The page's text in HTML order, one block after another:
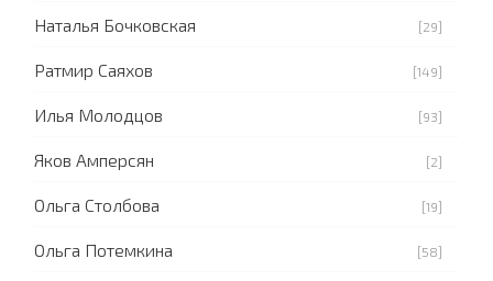
Наталья Бочковская [29]
Ратмир Саяхов [149]
Илья Молодцов [93]
Яков Амперсян [2]
Ольга Столбова [19]
Ольга Потемкина [58]